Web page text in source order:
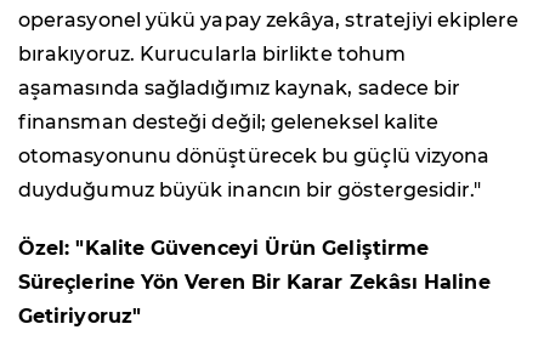
operasyonel yükü yapay zekâya, stratejiyi ekiplere
bırakıyoruz. Kurucularla birlikte tohum
aşamasında sağladığımız kaynak, sadece bir
finansman desteği değil; geleneksel kalite
otomasyonunu dönüştürecek bu güçlü vizyona
duyduğumuz büyük inancın bir göstergesidir."
Özel: "Kalite Güvenceyi Ürün Geliştirme
Süreçlerine Yön Veren Bir Karar Zekâsı Haline
Getiriyoruz"